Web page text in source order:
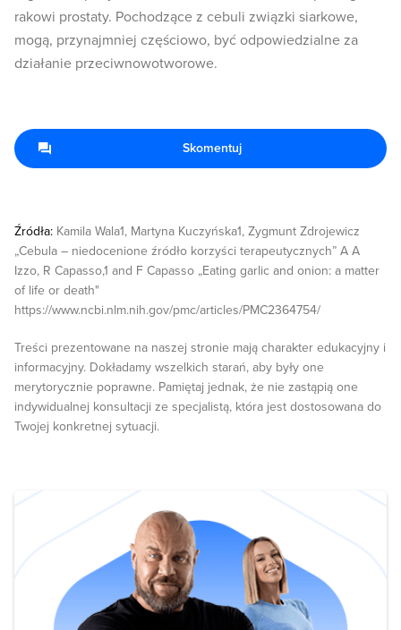
rakowi prostaty. Pochodzące z cebuli związki siarkowe,
mogą, przynajmniej częściowo, być odpowiedzialne za
działanie przeciwnowotworowe.
Źródła: Kamila Wala1, Martyna Kuczyńska1, Zygmunt Zdrojewicz
„Cebula – niedocenione źródło korzyści terapeutycznych” A A
Izzo, R Capasso,1 and F Capasso „Eating garlic and onion: a matter
of life or death"
https://www.ncbi.nlm.nih.gov/pmc/articles/PMC2364754/
Treści prezentowane na naszej stronie mają charakter edukacyjny i
informacyjny. Dokładamy wszelkich starań, aby były one
merytorycznie poprawne. Pamiętaj jednak, że nie zastąpią one
indywidualnej konsultacji ze specjalistą, która jest dostosowana do
Twojej konkretnej sytuacji.
Skomentuj